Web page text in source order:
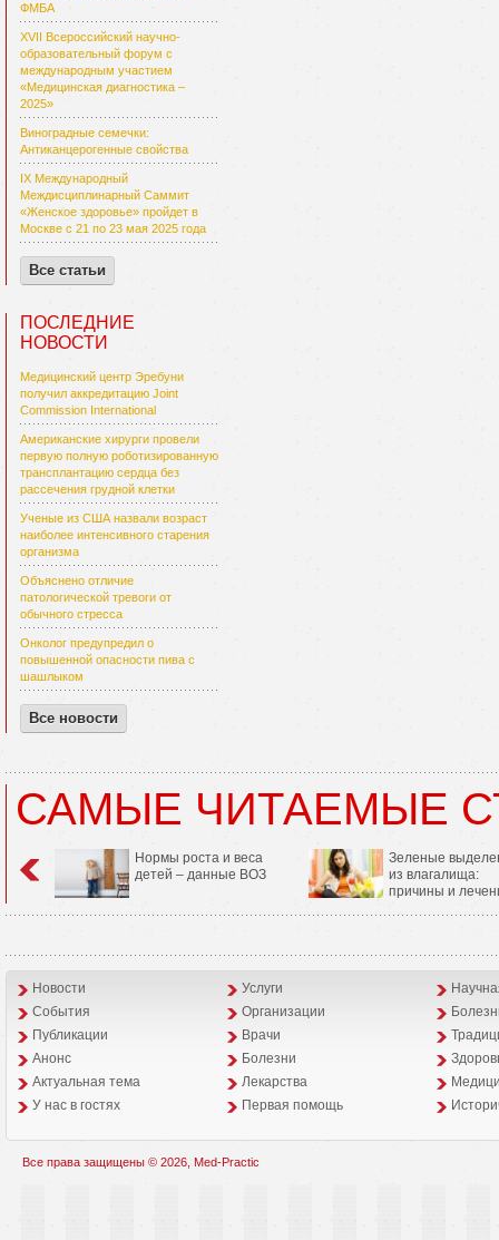
ФМБА
XVII Всероссийский научно-
образовательный форум с
международным участием
«Медицинская диагностика –
2025»
Виноградные семечки:
Антиканцерогенные свойства
IX Международный
Междисциплинарный Саммит
«Женское здоровье» пройдет в
Москве с 21 по 23 мая 2025 года
Все статьи
ПОСЛЕДНИЕ
НОВОСТИ
Медицинский центр Эребуни
получил аккредитацию Joint
Commission International
Американские хирурги провели
первую полную роботизированную
трансплантацию сердца без
рассечения грудной клетки
Ученые из США назвали возраст
наиболее интенсивного старения
организма
Объяснено отличие
патологической тревоги от
обычного стресса
Онколог предупредил о
повышенной опасности пива с
шашлыком
Все новости
САМЫЕ ЧИТАЕМЫЕ
Нормы роста и веса
детей – данные ВОЗ
Зеленые
из влагалища:
причины и
Новости Услуги
События
Организации
Публикации
Врачи
Анонс
Болезни
Aктуальная тема
Лекарства
У нас в гостях
Первая помощь
Все права защищены © 2026, Med-Practic